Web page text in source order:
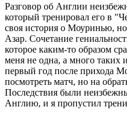
Разговор об Англии
который тренировал его в
своя история о Моуринью,
Азар. Сочетание
которое каким-то образом
меня не одна, а много
первый год после прихода
посмотреть матч, но на
Последствия были
Англию, и я пропустил